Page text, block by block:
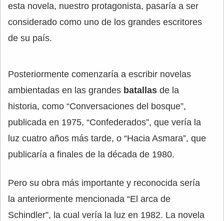
esta novela, nuestro protagonista, pasaría a ser
considerado como uno de los grandes escritores
de su país.
Posteriormente comenzaría a escribir novelas
ambientadas en las grandes batallas de la
historia, como “Conversaciones del bosque”,
publicada en 1975, “Confederados”, que vería la
luz cuatro años más tarde, o “Hacia Asmara”, que
publicaría a finales de la década de 1980.
Pero su obra más importante y reconocida sería
la anteriormente mencionada “El arca de
Schindler”, la cual vería la luz en 1982. La novela